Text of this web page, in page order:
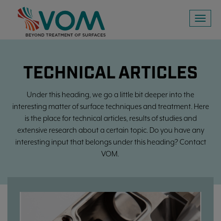
Toggle
TECHNICAL ARTICLES
Under this heading, we go a little bit deeper into the
interesting matter of surface techniques and treatment. Here
is the place for technical articles, results of studies and
extensive research about a certain topic. Do you have any
interesting input that belongs under this heading? Contact
VOM.